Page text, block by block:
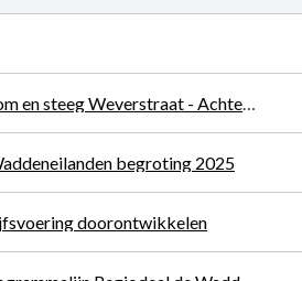
Aankoop grond en opstal Achterom en steeg Weverstraat - Achterom
begroting 2025
doorontwikkelen